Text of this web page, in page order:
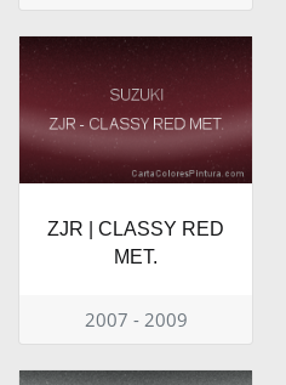
ZJR | CLASSY RED
MET.
2007 - 2009